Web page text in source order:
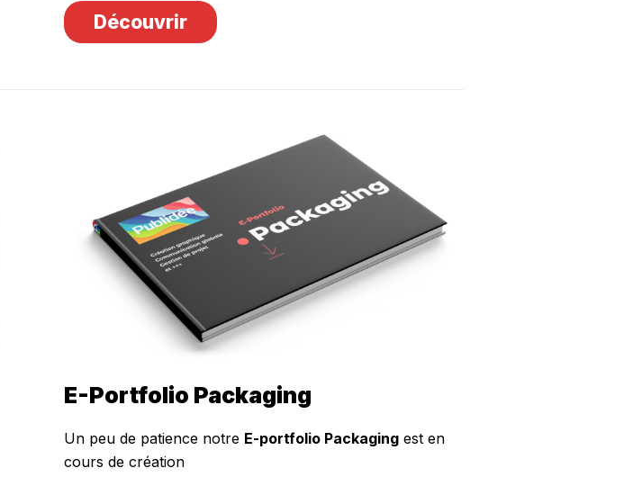
Découvrir
E-Portfolio Packaging
Un peu de patience notre E-portfolio Packagingest en
cours de création